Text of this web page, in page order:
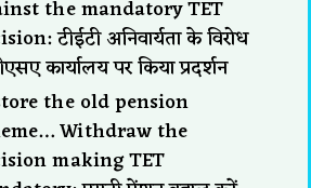
the mandatory TET
टीईटी अनिवार्यता के विरोध
कार्यालय पर किया प्रदर्शन
the old pension
Withdraw the
making TET